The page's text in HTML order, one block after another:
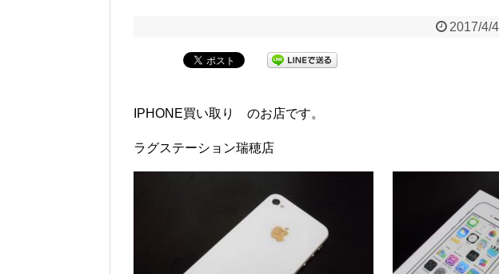
2017/4/4
IPHONE買い取り のお店です。
ラグステーション瑞穂店